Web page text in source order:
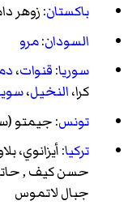
باكستان:زوهر
السودان:مرو
سوريا:قنوات،
كرا،النخيل،
تونس:جيمتو(
تركيا:أيزانوي،
حسن كيف,
جبال لاتموس